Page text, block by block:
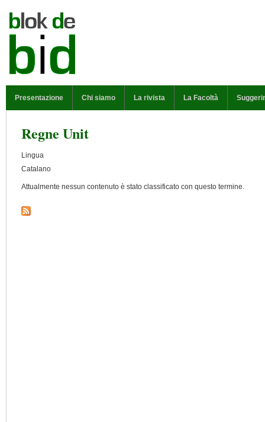
Presentazione Chi siamo La rivista La Facoltà
Regne Unit
Lingua
Catalano
Attualmente nessun contenuto è stato classificato con questo termine.